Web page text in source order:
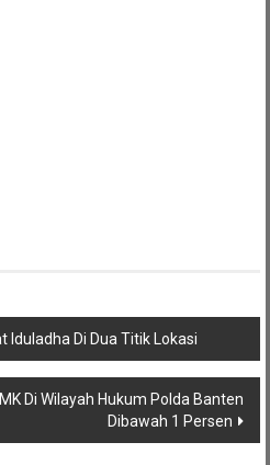
Iduladha Di Dua Titik Lokasi
Di Wilayah Hukum Polda Banten
Dibawah 1 Persen